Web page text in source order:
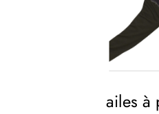
ailes à